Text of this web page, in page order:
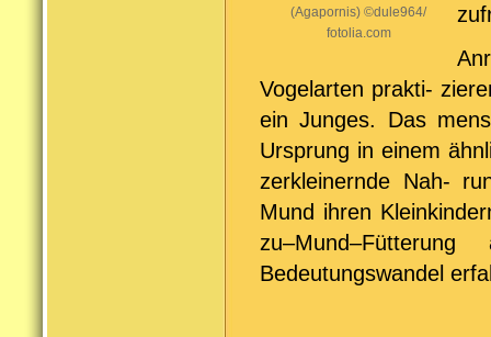
(Agapornis) ©dule964/
fotolia.com
Vogelarten prakti-
ein Junges. Das
Ursprung in einem
zerkleinernde Nah-
Mund ihren
Bedeutungswandel